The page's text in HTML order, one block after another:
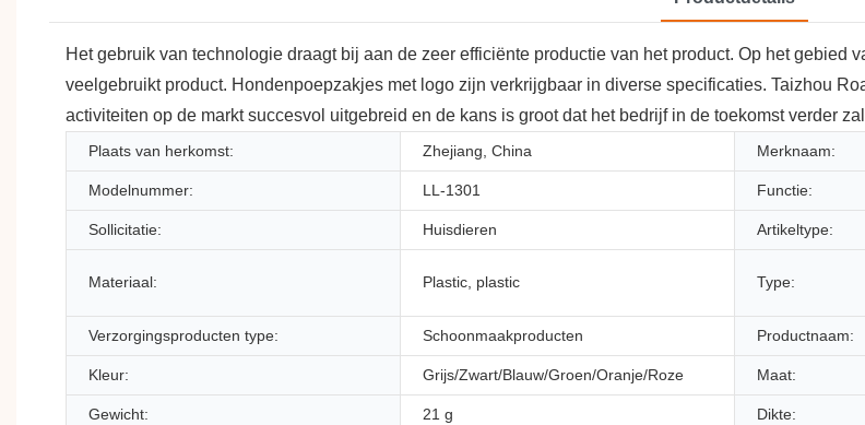
Het gebruik van technologie draagt ​​bij aan de zeer efficiënte productie van het product. Op het
veelgebruikt product. Hondenpoepzakjes met logo zijn verkrijgbaar in diverse specificaties. Taizhou
activiteiten op de markt succesvol uitgebreid en de kans is groot dat het bedrijf in de toekomst verder
Plaats van herkomst: Zhejiang, China Merknaam:
Modelnummer: LL-1301 Functie:
Sollicitatie: Huisdieren Artikeltype:
Materiaal: Plastic, plastic Type:
Verzorgingsproducten type: Schoonmaakproducten Productnaam:
Kleur: Grijs/Zwart/Blauw/Groen/Oranje/Roze Maat:
Gewicht: 21 g Dikte: